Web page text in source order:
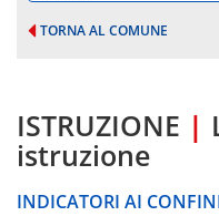
TORNA AL COMUNE
ISTRUZIONE |
istruzione
INDICATORI AI